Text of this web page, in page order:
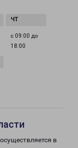
с 09:00 до
18:00
в